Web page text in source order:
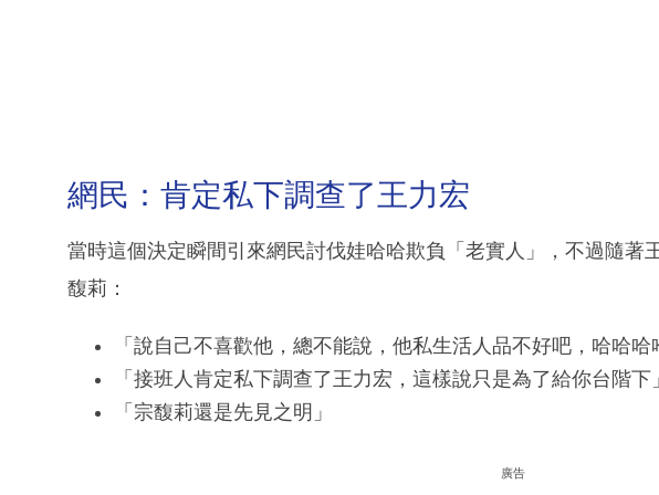
網民：肯定私下調查了王力宏
當時這個決定瞬間引來網民討伐娃哈哈欺負「老實人」，不過隨著
馥莉：
「說自己不喜歡他，總不能說，他私生活人品不好吧，哈哈哈
「接班人肯定私下調查了王力宏，這樣說只是為了給你台階下」
「宗馥莉還是先見之明」
廣告